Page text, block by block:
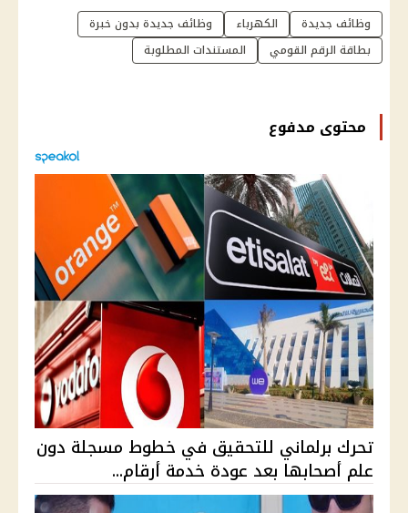
وظائف جديدة الكهرباء
وظائف جديدة بدون خبرة
بطاقة الرقم القومي
المستندات المطلوبة
محتوى مدفوع
تحرك برلماني للتحقيق في خطوط مسجلة دون
علم أصحابها بعد عودة خدمة أرقام...